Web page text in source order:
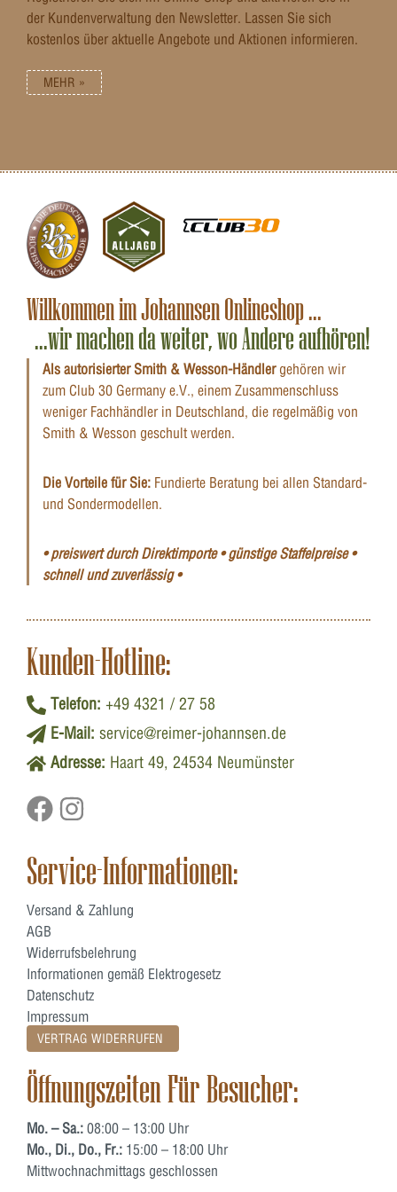
der Kundenverwaltung den Newsletter. Lassen Sie sich
kostenlos über aktuelle Angebote und Aktionen informieren.
MEHR »
Willkommen im Johannsen Onlineshop ...
...wir machen da weiter, wo Andere aufhören!
Als autorisierter Smith & Wesson-Händlergehören wir
zum Club 30 Germany e.V., einem Zusammenschluss
weniger Fachhändler in Deutschland, die regelmäßig von
Smith & Wesson geschult werden.
Die Vorteile für Sie: Fundierte Beratung bei allen Standard-
und Sondermodellen.
• preiswert durch Direktimporte • günstige Staffelpreise •
schnell und zuverlässig •
Kunden-Hotline:
Telefon: +49 4321 / 27 58
E-Mail: service@reimer-johannsen.de
Adresse: Haart 49, 24534 Neumünster
Service-Informationen:
Versand & Zahlung
AGB
Widerrufsbelehrung
Informationen gemäß Elektrogesetz
Datenschutz
Impressum
VERTRAG WIDERRUFEN
Öffnungszeiten Für Besucher:
Mo. – Sa.: 08:00 – 13:00 Uhr
Mo., Di., Do., Fr.: 15:00 – 18:00 Uhr
Mittwochnachmittags geschlossen